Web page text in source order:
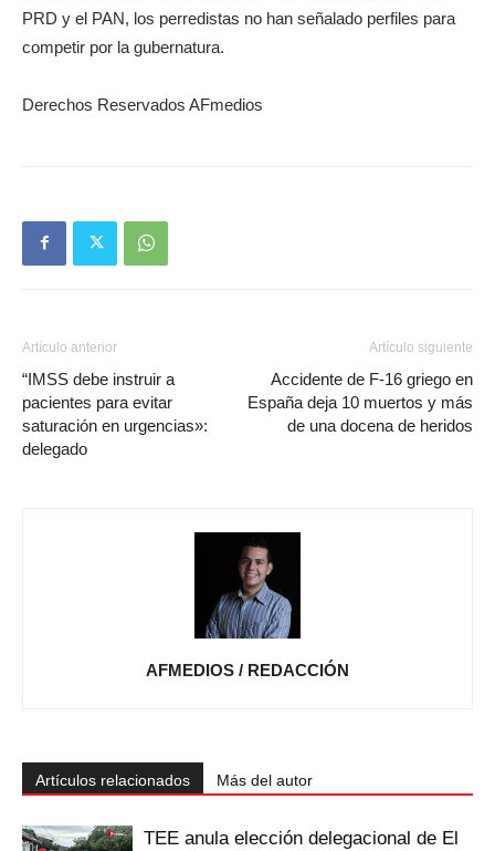
PRD y el PAN, los perredistas no han señalado perfiles para
competir por la gubernatura.
Derechos Reservados AFmedios
Artículo anterior
“IMSS debe instruir a
pacientes para evitar
saturación en urgencias»:
delegado
Artículo siguiente
Accidente de F-16 griego en
España deja 10 muertos y más
de una docena de heridos
AFMEDIOS / REDACCIÓN
Artículos relacionados Más del autor
TEE anula elección delegacional de El